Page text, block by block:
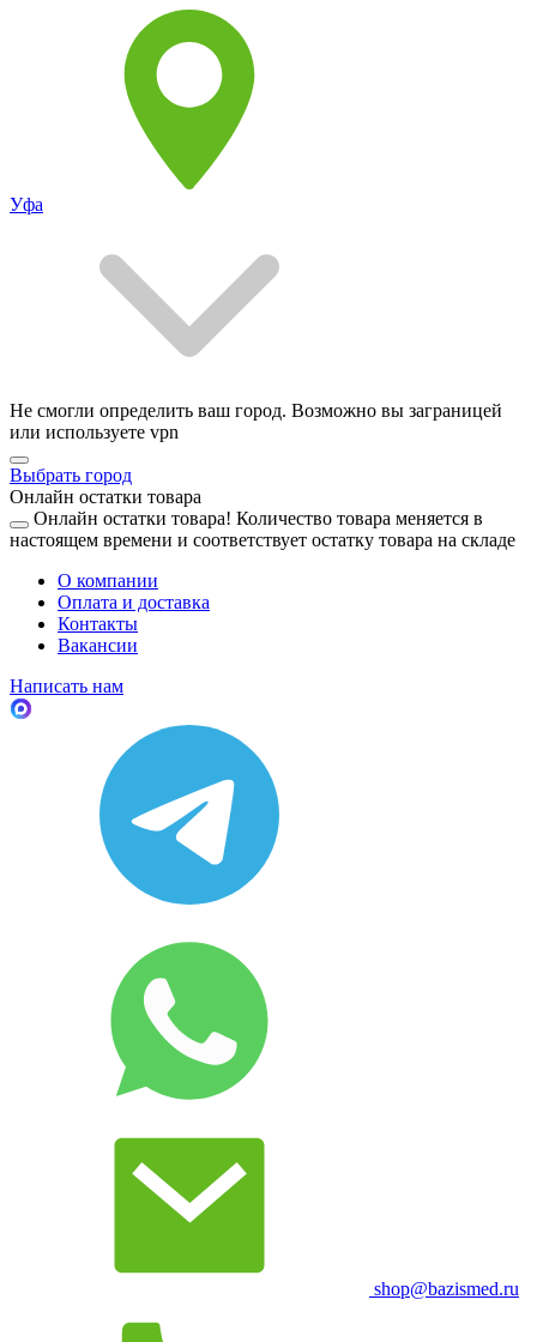
Уфа
Не смогли определить ваш город. Возможно вы заграницей
или используете vpn
Выбрать город
Онлайн остатки товара
Онлайн остатки товара! Количество товара меняется в
настоящем времени и соответствует остатку товара на складе
О компании
Оплата и доставка
Контакты
Вакансии
Написать нам
shop@bazismed.ru